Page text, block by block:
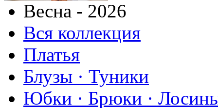
Весна - 2026
Вся коллекция
Платья
Блузы · Туники
Юбки · Брюки ·